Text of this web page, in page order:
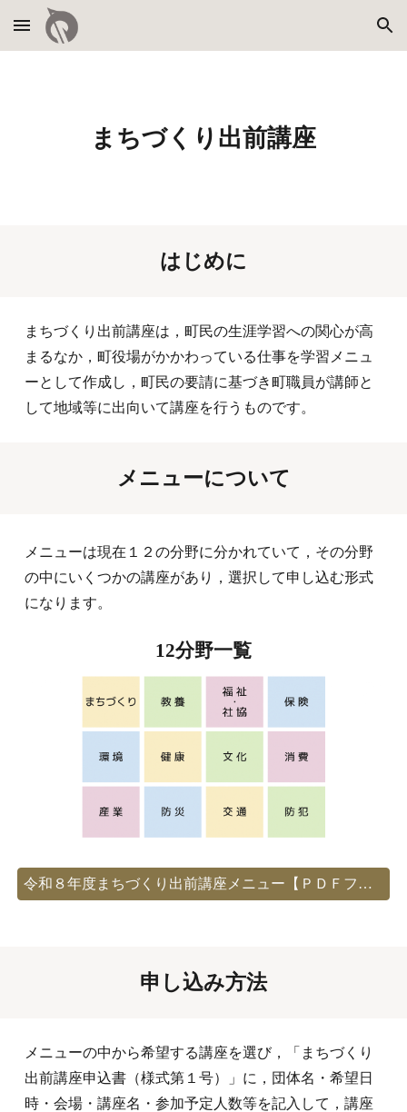
Skip to main content Skip to navigation
まちづくり出前講座
はじめに
まちづくり出前講座は ，町民の生涯学習への関心が高
まるなか ，町役場がかかわっている仕事を学習メニュ
ーとして作成し ，町民の要請に基づき町職員が講師と
して地域等に出向いて講座を行うものです。
メニューについて
メニューは現在１２の分野に分かれていて ， その分野
の中にいくつかの講座があり
，選択して申し込む形式
になります。
12分野一覧
令和８年度まちづくり出前講座メニュー【ＰＤＦファイル】
申し込み方法
メニューの中から希望する講座を選び，「まちづくり
出前講座申込書（様式第１号）」に，団体名・希望日
時・会場・講座名・参加予定人数等を記入して，講座